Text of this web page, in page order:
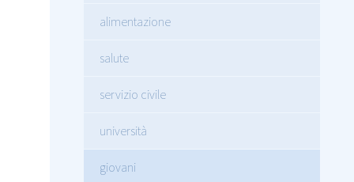
alimentazione
salute
servizio civile
università
giovani